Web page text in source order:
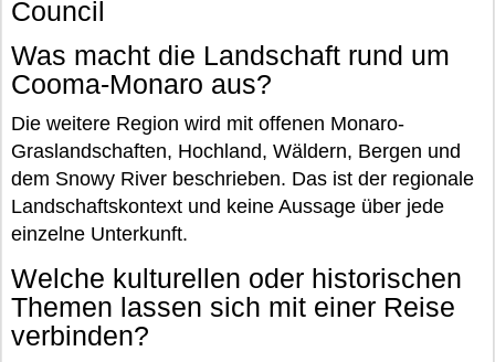
Council
Was macht die Landschaft rund um
Cooma-Monaro aus?
Die weitere Region wird mit offenen Monaro-
Graslandschaften, Hochland, Wäldern, Bergen und
dem Snowy River beschrieben. Das ist der regionale
Landschaftskontext und keine Aussage über jede
einzelne Unterkunft.
Welche kulturellen oder historischen
Themen lassen sich mit einer Reise
verbinden?